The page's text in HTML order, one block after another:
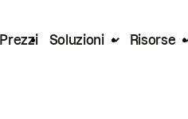
Prezzi Soluzioni Risorse